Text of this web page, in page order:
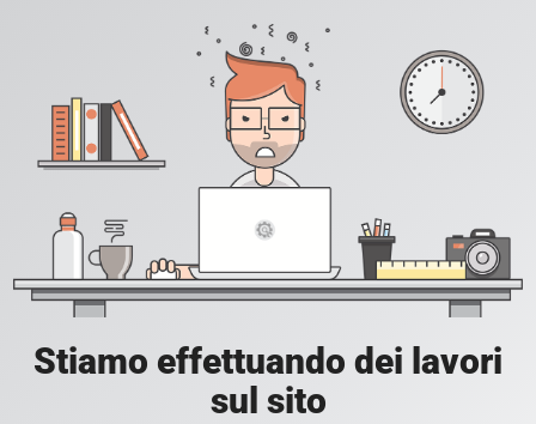
Stiamo effettuando dei lavori
sul sito